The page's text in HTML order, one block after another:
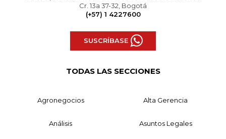
Cr. 13a 37-32, Bogotá
(+57) 1 4227600
SUSCRÍBASE
TODAS LAS SECCIONES
Agronegocios Alta Gerencia
Análisis Asuntos Legales